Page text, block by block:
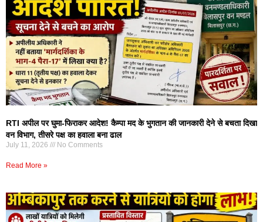
RTI अपील पर घुमा-फिराकर आदेश! कैम्पा मद के भुगतान की जानकारी देने से बचता दिखा
वन विभाग, तीसरे पक्ष का हवाला बना ढाल
July 11, 2026 No Comments
Read More »